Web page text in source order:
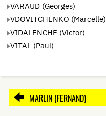
VARAUD (Georges)
VDOVITCHENKO (Marcelle)
VIDALENCHE (Victor)
VITAL (Paul)
MARLIN (FERNAND)